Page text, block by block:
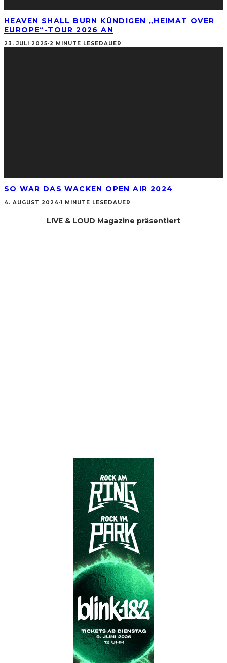
HEAVEN SHALL BURN KÜNDIGEN „HEIMAT OVER
EUROPE“-TOUR 2026 AN
23. JULI 2025·2 MINUTE LESEDAUER
SO WAR DAS WACKEN OPEN AIR 2024
4. AUGUST 2024·1 MINUTE LESEDAUER
LIVE & LOUD Magazine präsentiert